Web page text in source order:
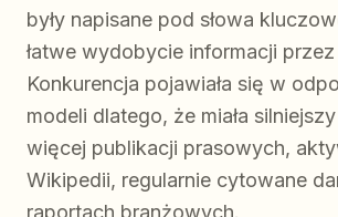
były napisane pod słowa
łatwe wydobycie informacji przez
Konkurencja pojawiała się w
modeli dlatego, że miała
więcej publikacji prasowych,
Wikipedii, regularnie cytowane
raportach branżowych.